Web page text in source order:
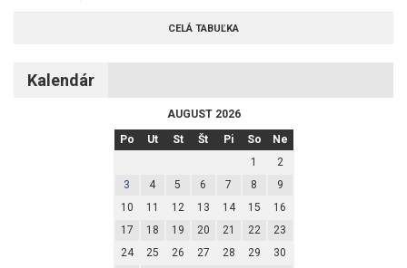
CELÁ TABUĽKA
Kalendár
AUGUST 2026
Po
Ut St Št Pi So
Ne
1
2
3
4 5 6 7 8
9
10
11 12 13 14 15
16
17
18 19 20 21 22
23
24
25 26 27 28 29
30